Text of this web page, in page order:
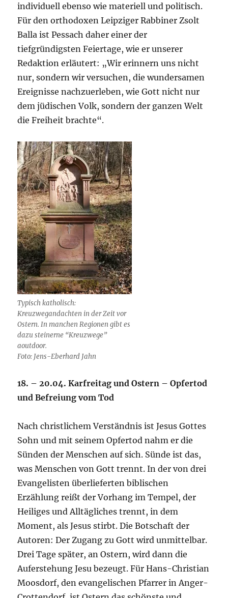
individuell ebenso wie materiell und politisch.
Für den orthodoxen Leipziger Rabbiner Zsolt
Balla ist Pessach daher einer der
tiefgründigsten Feiertage, wie er unserer
Redaktion erläutert: „Wir erinnern uns nicht
nur, sondern wir versuchen, die wundersamen
Ereignisse nachzuerleben, wie Gott nicht nur
dem jüdischen Volk, sondern der ganzen Welt
die Freiheit brachte“.
Typisch katholisch:
Kreuzwegandachten in der Zeit vor
Ostern. In manchen Regionen gibt es
dazu steinerne “Kreuzwege”
aoutdoor.
Foto: Jens-Eberhard Jahn
18. – 20.04. Karfreitag und Ostern – Opfertod
und Befreiung vom Tod
Nach christlichem Verständnis ist Jesus Gottes
Sohn und mit seinem Opfertod nahm er die
Sünden der Menschen auf sich. Sünde ist das,
was Menschen von Gott trennt. In der von drei
Evangelisten überlieferten biblischen
Erzählung reißt der Vorhang im Tempel, der
Heiliges und Alltägliches trennt, in dem
Moment, als Jesus stirbt. Die Botschaft der
Autoren: Der Zugang zu Gott wird unmittelbar.
Drei Tage später, an Ostern, wird dann die
Auferstehung Jesu bezeugt. Für Hans-Christian
Moosdorf, den evangelischen Pfarrer in Anger-